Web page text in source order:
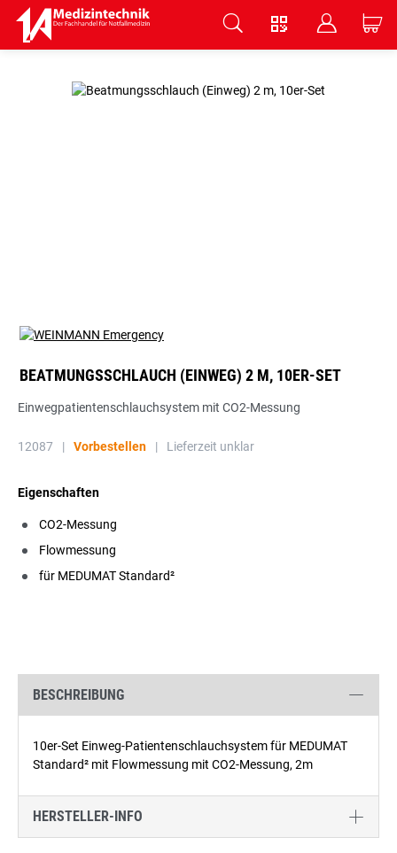
V B C
BEATMUNGSSCHLAUCH (EINWEG) 2 M, 10ER-SET
Einwegpatientenschlauchsystem mit CO2-Messung
12087 | Vorbestellen | Lieferzeit unklar
Eigenschaften
CO2-Messung
Flowmessung
für MEDUMAT Standard²
BESCHREIBUNG
10er-Set Einweg-Patientenschlauchsystem für MEDUMAT
Standard² mit Flowmessung mit CO2-Messung, 2m
HERSTELLER-INFO